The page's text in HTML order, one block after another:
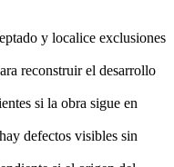
y localice exclusiones
reconstruir el desarrollo
si la obra sigue en
defectos visibles sin